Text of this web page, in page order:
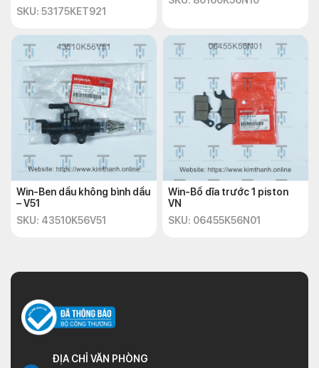
SKU: 53175KET921
Win-Ben dầu không bình dầu
– V51
SKU: 43510K56V51
Win-Bố dĩa trước 1 piston
VN
SKU: 06455K56N01
ĐỊA CHỈ VĂN PHÒNG